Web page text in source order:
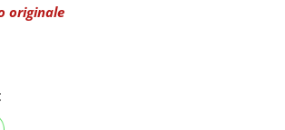
originale